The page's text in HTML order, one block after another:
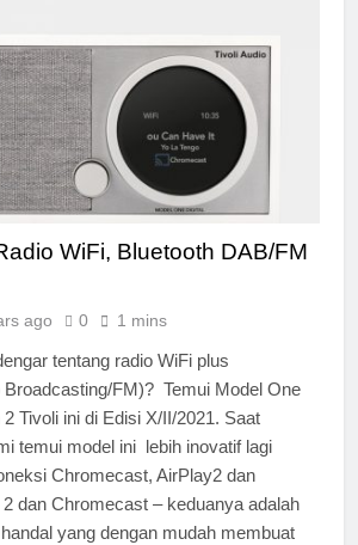
WiFi, Bluetooth DAB/FM
ago 0 1 mins
tentang radio WiFi plus
Broadcasting/FM)? Temui Model One
Tivoli ini di Edisi X/II/2021. Saat
temui model ini lebih inovatif lagi
Chromecast, AirPlay2 dan
dan Chromecast – keduanya adalah
yang dengan mudah membuat